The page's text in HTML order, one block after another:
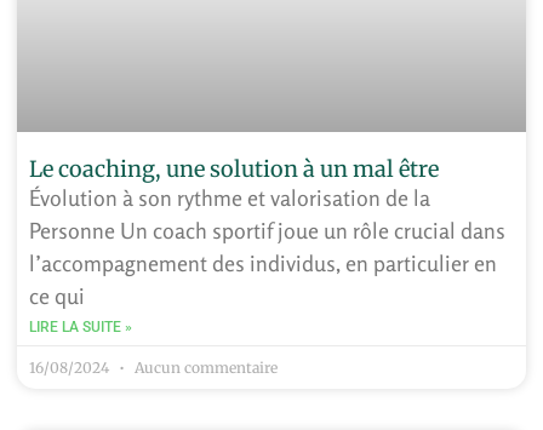
Le coaching, une solution à un mal être
Évolution à son rythme et valorisation de la
Personne Un coach sportif joue un rôle crucial dans
l’accompagnement des individus, en particulier en
ce qui
LIRE LA SUITE »
16/08/2024 Aucun commentaire